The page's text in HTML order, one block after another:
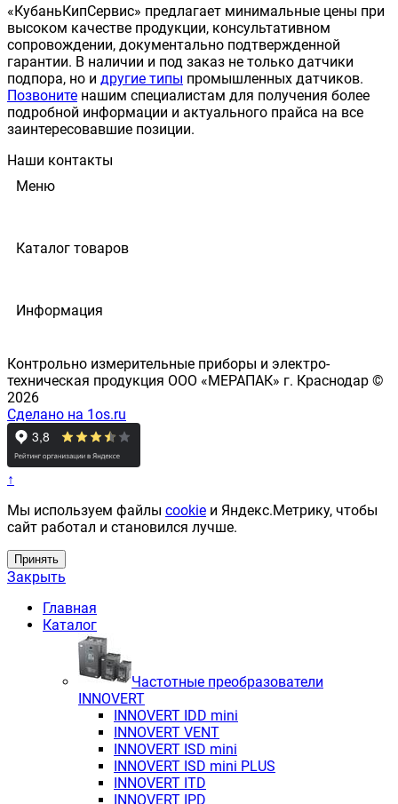
«КубаньКипСервис» предлагает минимальные цены при
высоком качестве продукции, консультативном
сопровождении, документально подтвержденной
гарантии. В наличии и под заказ не только датчики
подпора, но и другие типы промышленных датчиков.
Позвоните нашим специалистам для получения более
подробной информации и актуального прайса на все
заинтересовавшие позиции.
Наши контакты
Меню
Каталог товаров
Информация
Контрольно измерительные приборы и электро-
техническая продукция ООО «МЕРАПАК» г. Краснодар ©
2026
Сделано на 1os.ru
↑
Мы используем файлы cookie и Яндекс.Метрику, чтобы
сайт работал и становился лучше.
Принять
Закрыть
Главная
Каталог
Частотные преобразователи
INNOVERT
INNOVERT IDD mini
INNOVERT VENT
INNOVERT ISD mini
INNOVERT ISD mini PLUS
INNOVERT ITD
INNOVERT IРD